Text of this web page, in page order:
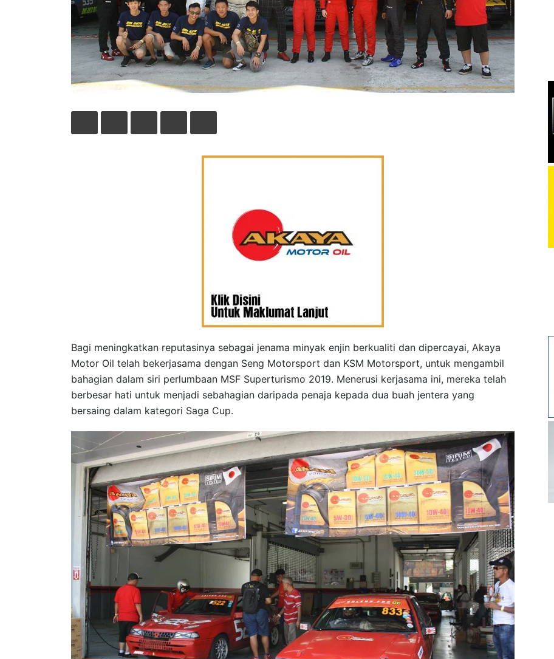
Bagi meningkatkan reputasinya sebagai jenama minyak enjin berkualiti dan dipercayai, Akaya
Motor Oil telah bekerjasama dengan Seng Motorsport dan KSM Motorsport, untuk mengambil
bahagian dalam siri perlumbaan MSF Superturismo 2019. Menerusi kerjasama ini, mereka telah
berbesar hati untuk menjadi sebahagian daripada penaja kepada dua buah jentera yang
bersaing dalam kategori Saga Cup.